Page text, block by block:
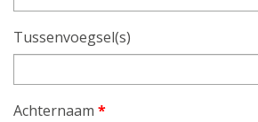
Tussenvoegsel(s)
Achternaam *